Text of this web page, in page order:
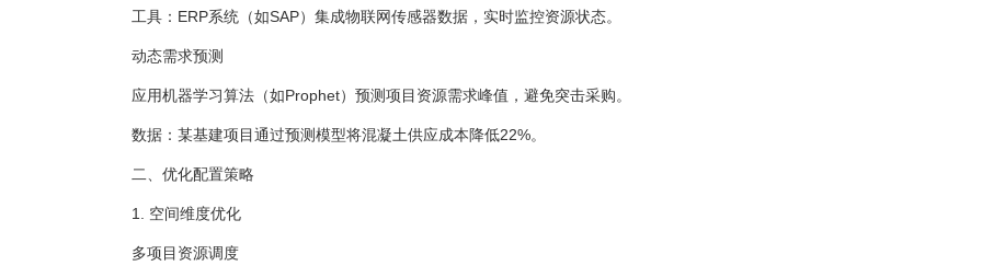
工具：ERP系统（如SAP）集成物联网传感器数据，实时监控资源状态。
动态需求预测
应用机器学习算法（如Prophet）预测项目资源需求峰值，避免突击采购。
数据：某基建项目通过预测模型将混凝土供应成本降低22%。
二、优化配置策略
1. 空间维度优化
多项目资源调度